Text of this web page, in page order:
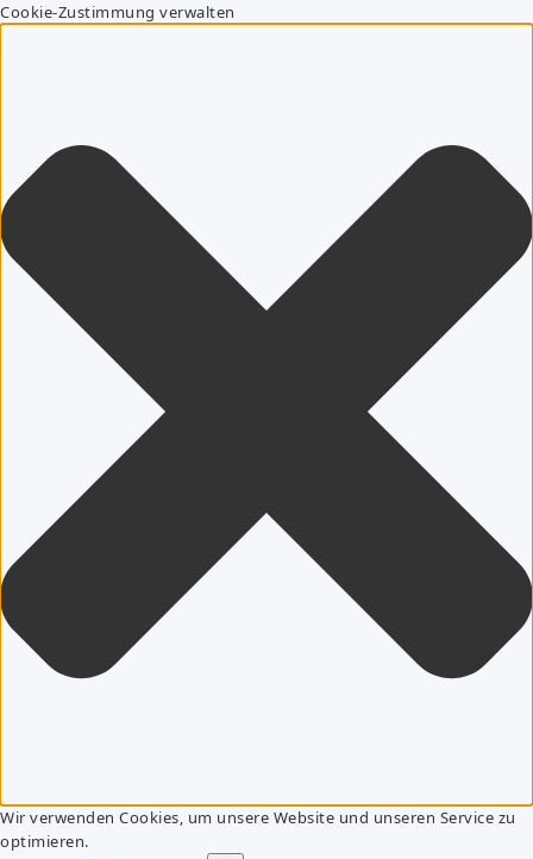
Cookie-Zustimmung verwalten
Wir verwenden Cookies, um unsere Website und unseren Service zu
optimieren.